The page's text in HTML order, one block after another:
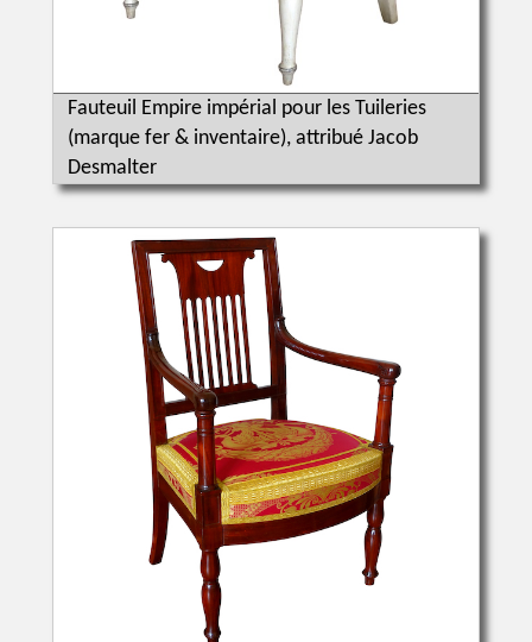
Fauteuil Empire impérial pour les Tuileries
(marque fer & inventaire), attribué Jacob
Desmalter